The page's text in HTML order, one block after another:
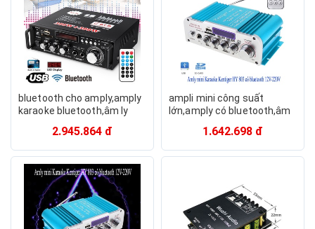
bluetooth cho amply,amply
karaoke bluetooth,âm ly
hú,Bảo hành 12 tháng
2.945.864 đ
ampli mini công suất
lớn,amply có bluetooth,âm
hú,Bảo hành 12 tháng
1.642.698 đ